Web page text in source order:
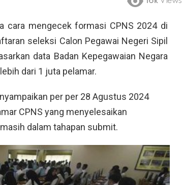
cara mengecek formasi CPNS 2024 di
seleksi Calon Pegawai Negeri Sipil
data Badan Kepegawaian Negara
dari 1 juta pelamar.
per per 28 Agustus 2024
CPNS yang menyelesaikan
dalam tahapan submit.